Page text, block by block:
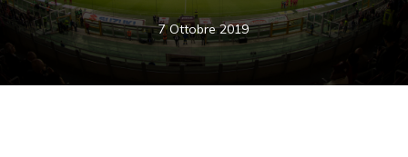
7 Ottobre 2019